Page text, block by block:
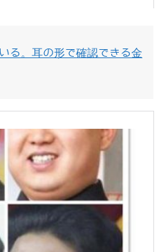
る。耳の形で確認できる金